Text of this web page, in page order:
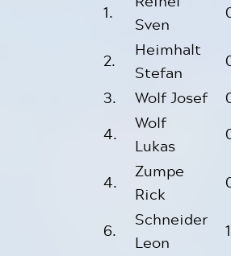
1.
Sven
2.
Heimhalt
Stefan
3.
Wolf Josef
4.
Wolf
Lukas
4.
Zumpe
Rick
6.
Schneider
Leon